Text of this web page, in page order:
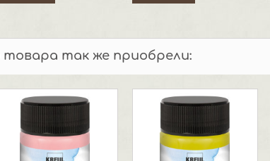
так же приобрели: